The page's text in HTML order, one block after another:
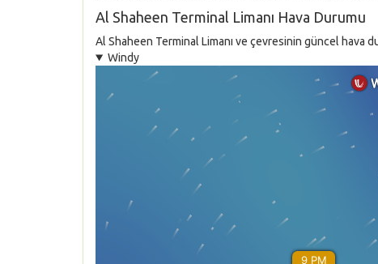
Al Shaheen Terminal Limanı Hava Durumu
Al Shaheen Terminal Limanı ve çevresinin güncel hava
Windy